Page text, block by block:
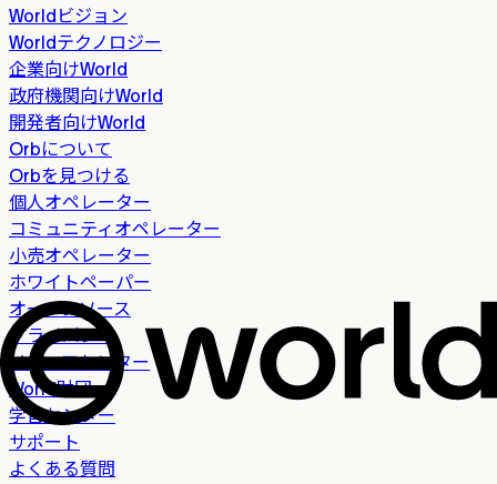
Worldビジョン
Worldテクノロジー
企業向けWorld
政府機関向けWorld
開発者向けWorld
Orbについて
Orbを見つける
個人オペレーター
コミュニティオペレーター
小売オペレーター
ホワイトペーパー
オープンソース
プライバシー
メディアセンター
World財団
学習センター
サポート
よくある質問